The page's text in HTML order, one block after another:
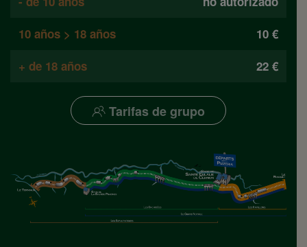
10 años > 18 años
10 €
+ de 18 años
22 €
Tarifas de grupo